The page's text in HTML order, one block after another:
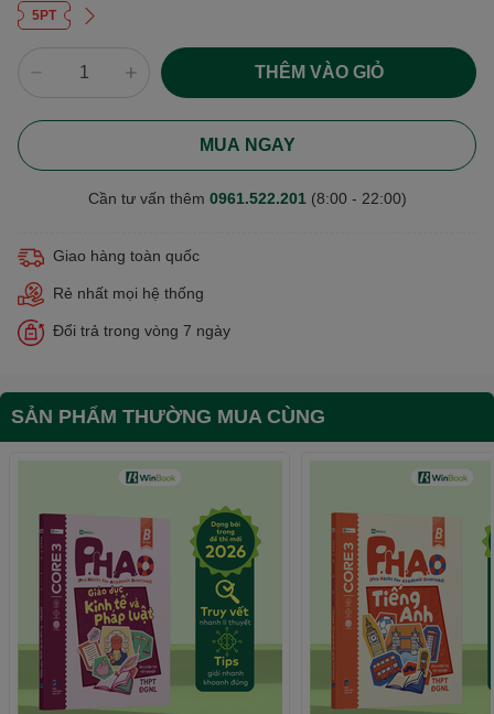
5PT
THÊM VÀO GIỎ
MUA NGAY
Cần tư vấn thêm 0961.522.201 (8:00 - 22:00)
Giao hàng toàn quốc
Rẻ nhất mọi hệ thống
Đổi trả trong vòng 7 ngày
SẢN PHẨM THƯỜNG MUA CÙNG